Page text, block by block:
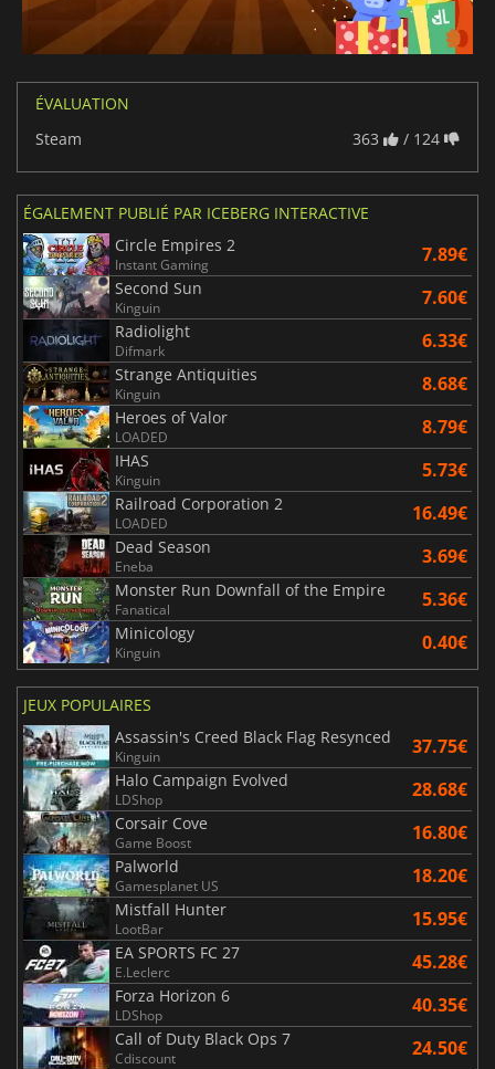
ÉVALUATION
Steam
363 / 124
ÉGALEMENT PUBLIÉ PAR ICEBERG INTERACTIVE
Circle Empires 2
Instant Gaming 7.89€
Second Sun
Kinguin 7.60€
Radiolight
Difmark 6.33€
Strange Antiquities
Kinguin 8.68€
Heroes of Valor
LOADED 8.79€
IHAS
Kinguin 5.73€
Railroad Corporation 2
LOADED 16.49€
Dead Season
Eneba 3.69€
Monster Run Downfall of the Empire
Fanatical 5.36€
Minicology
Kinguin 0.40€
JEUX POPULAIRES
Assassin's Creed Black Flag Resynced
Kinguin 37.75€
Halo Campaign Evolved
LDShop 28.68€
Corsair Cove
Game Boost 16.80€
Palworld
Gamesplanet US 18.20€
Mistfall Hunter
LootBar 15.95€
EA SPORTS FC 27
E.Leclerc 45.28€
Forza Horizon 6
LDShop 40.35€
Call of Duty Black Ops 7
Cdiscount 24.50€